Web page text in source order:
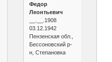
Федор
Леонтьевич
__.__.1908
03.12.1942
Пензенская обл.,
Бессоновский р-
н, Степановка